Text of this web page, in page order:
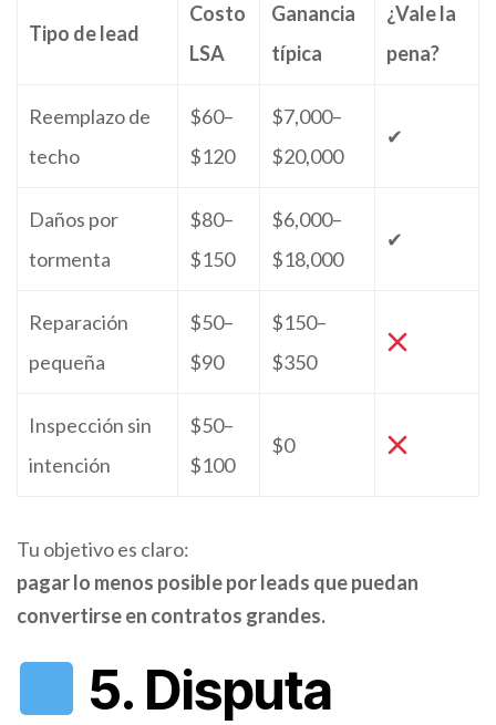
Tipo de lead
Costo
LSA
Ganancia
típica
¿Vale la
pena?
Reemplazo de
techo
$60–
$120
$7,000–
$20,000
✔
Daños por
tormenta
$80–
$150
$6,000–
$18,000
✔
Reparación
pequeña
$50–
$90
$150–
$350
Inspección sin
intención
$50–
$100
$0
Tu objetivo es claro:
pagar lo menos posible por leads que puedan
convertirse en contratos grandes.
5. Disputa